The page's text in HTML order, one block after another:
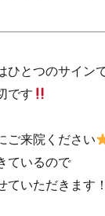
とつのサインで
です
ご来院ください
ているので
ていただきます！